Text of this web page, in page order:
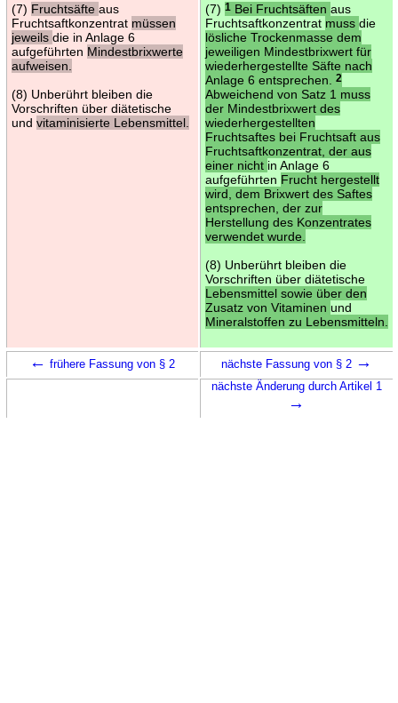
(7) Fruchtsäfte aus
Fruchtsaftkonzentrat müssen
jeweils die in Anlage 6
aufgeführten Mindestbrixwerte
aufweisen.
(8) Unberührt bleiben die
Vorschriften über diätetische
und vitaminisierte Lebensmittel.
(7) 1Bei Fruchtsäften aus
Fruchtsaftkonzentrat muss die
lösliche Trockenmasse dem
jeweiligen Mindestbrixwert für
wiederhergestellte Säfte nach
Anlage 6 entsprechen.
2
Abweichend von Satz 1 muss
der Mindestbrixwert des
wiederhergestellten
Fruchtsaftes bei Fruchtsaft aus
Fruchtsaftkonzentrat, der aus
einer nicht in Anlage 6
aufgeführten Frucht hergestellt
wird, dem Brixwert des Saftes
entsprechen, der zur
Herstellung des Konzentrates
verwendet wurde.
(8) Unberührt bleiben die
Vorschriften über diätetische
Lebensmittel sowie über den
Zusatz von Vitaminen und
Mineralstoffen zu Lebensmitteln.
← frühere Fassung von § 2 nächste Fassung von § 2 →
nächste Änderung durch Artikel 1
→